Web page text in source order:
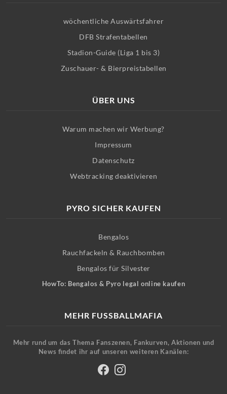
wöchentliche Auswärtsfahrer
DFB Strafentabellen
Stadion-Guide (Liga 1 bis 3)
Zuschauer- & Bierpreistabellen
ÜBER UNS
Warum machen wir Werbung?
Impressum
Datenschutz
Webtracking deaktivieren
PYRO SICHER KAUFEN
Bengalos
Rauchfackeln & Rauchbomben
Bengalos für Silvester
HowTo: Bengalos & Pyro legal online kaufen
MEHR FUSSBALLMAFIA
Mehr rund um das Thema Fanszenen, Fankurven, Aktionen und
News findet ihr auf unseren weiteren Kanälen: